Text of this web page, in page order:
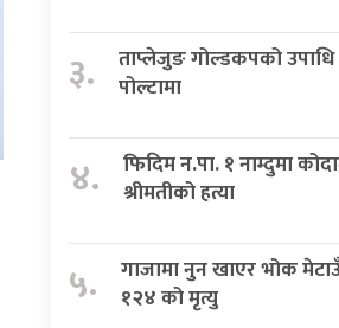
३.
ताप्लेजुङ गोल्डकपको
पोल्टामा
४.
फिदिम न.पा. १ नाम्दुमा
श्रीमतीको हत्या
५.
गाजामा नुन खाएर भोक
१२४ को मृत्यु